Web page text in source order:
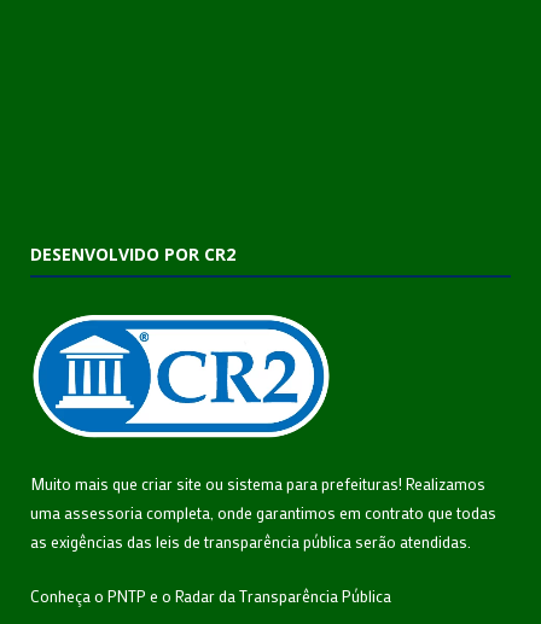
DESENVOLVIDO POR CR2
Muito mais que criar site ou sistema para prefeituras! Realizamos
uma assessoria completa, onde garantimos em contrato que todas
as exigências das leis de transparência pública serão atendidas.
Conheça o PNTP e o Radar da Transparência Pública